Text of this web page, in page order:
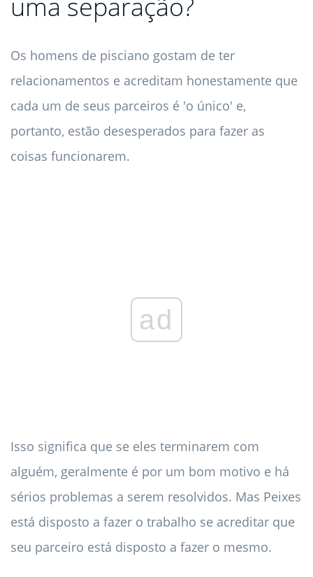
Os homens de pisciano gostam de ter
relacionamentos e acreditam honestamente que
cada um de seus parceiros é 'o único' e,
portanto, estão desesperados para fazer as
coisas funcionarem.
ad
Isso significa que se eles terminarem com
alguém, geralmente é por um bom motivo e há
sérios problemas a serem resolvidos. Mas Peixes
está disposto a fazer o trabalho se acreditar que
seu parceiro está disposto a fazer o mesmo.